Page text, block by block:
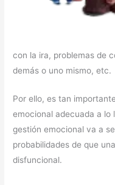
con la ira, problemas de
demás o uno mismo, etc.
Por ello, es tan
emocional adecuada a lo
gestión emocional va a
probabilidades de que
disfuncional.